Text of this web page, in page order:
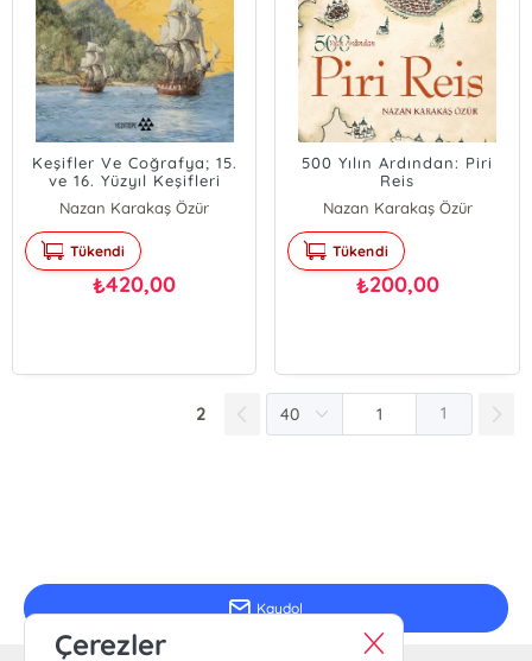
Keşifler Ve Coğrafya; 15.
ve 16. Yüzyıl Keşifleri
Nazan Karakaş Özür
Tükendi
₺420,00
500 Yılın Ardından: Piri
Reis
Nazan Karakaş Özür
Tükendi
₺200,00
2 1
Kaydol
Çerezler